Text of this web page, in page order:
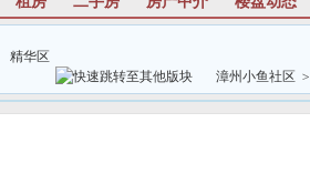
精华区
漳州小鱼社区 >